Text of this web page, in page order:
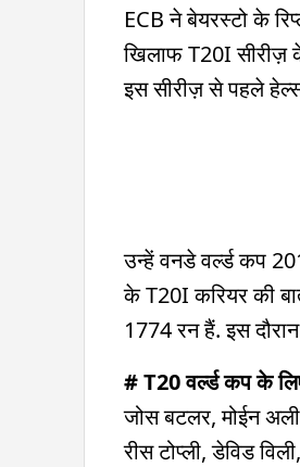
ECB ने बेयरस्टो के
खिलाफ T20I सीरीज़
इस सीरीज़ से पहले
उन्हें वनडे वर्ल्ड कप
के T20I करियर की
1774 रन हैं. इस
# T20 वर्ल्ड कप के
जोस बटलर, मोईन
रीस टोप्ली, डेविड